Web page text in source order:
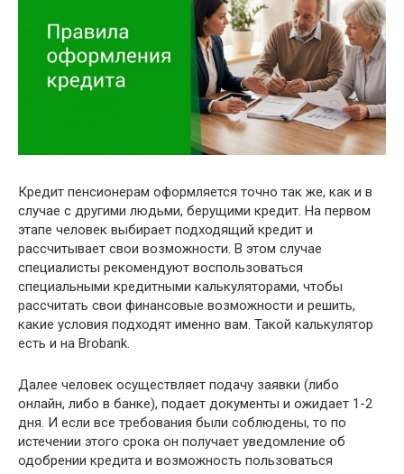
Кредит пенсионерам оформляется точно так же, как и в
случае с другими людьми, берущими кредит. На первом
этапе человек выбирает подходящий кредит и
рассчитывает свои возможности. В этом случае
специалисты рекомендуют воспользоваться
специальными кредитными калькуляторами, чтобы
рассчитать свои финансовые возможности и решить,
какие условия подходят именно вам. Такой калькулятор
есть и на Brobank.
Далее человек осуществляет подачу заявки (либо
онлайн, либо в банке), подает документы и ожидает 1-2
дня. И если все требования были соблюдены, то по
истечении этого срока он получает уведомление об
одобрении кредита и возможность пользоваться